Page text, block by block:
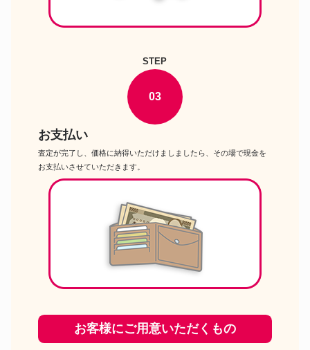
STEP
03
お支払い
査定が完了し、価格に納得いただけましましたら、その場で現金を
お支払いさせていただきます。
お客様にご用意いただくもの